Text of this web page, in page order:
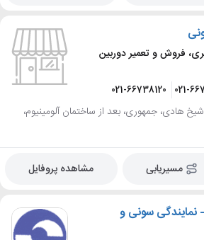
فروش و تعمیر دوربین
021-
021-66738120
11، محله شیخ هادی، جمهوری، بعد از ساختمان آلومینیوم،
مسیریابی مشاهده پروفایل
- نمایندگی سونی و